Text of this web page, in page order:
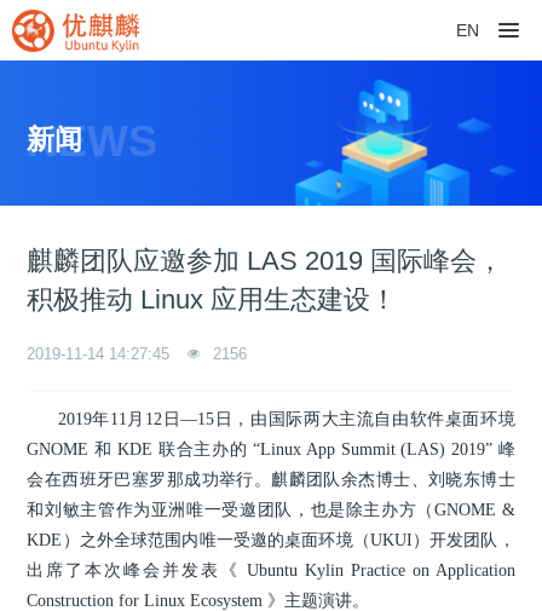
EN
NEWS
新闻
麒麟团队应邀参加 LAS 2019 国际峰会，
积极推动 Linux 应用生态建设！
2019-11-14 14:27:45 2156
2019年11月12日—15日，由国际两大主流自由软件桌面环境
GNOME 和 KDE 联合主办的 “Linux App Summit (LAS) 2019” 峰
会在西班牙巴塞罗那成功举行。麒麟团队余杰博士、刘晓东博士
和刘敏主管作为亚洲唯一受邀团队，也是除主办方（GNOME &
KDE）之外全球范围内唯一受邀的桌面环境（UKUI）开发团队，
出席了本次峰会并发表《 Ubuntu Kylin Practice on Application
Construction for Linux Ecosystem 》主题演讲。